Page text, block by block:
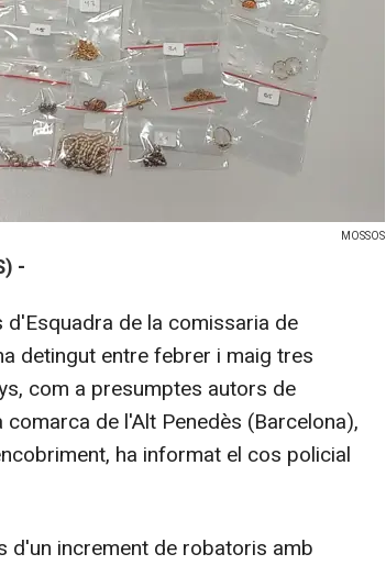
MOSSOS
-
de la comissaria de
detingut entre febrer i maig tres
com a presumptes autors de
de l'Alt Penedès (Barcelona),
ha informat el cos policial
d'un increment de robatoris amb